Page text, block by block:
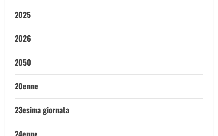
2025
2026
2050
20enne
23esima giornata